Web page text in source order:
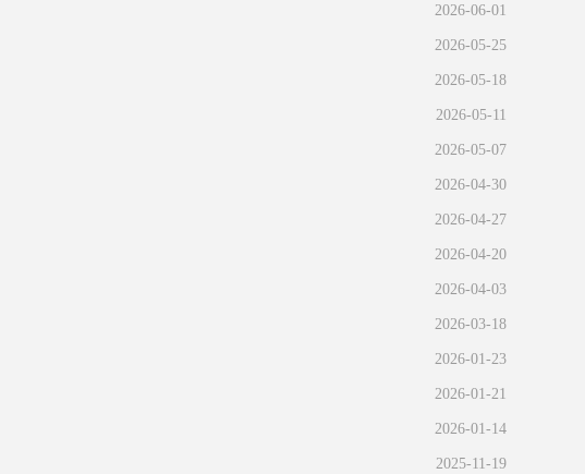
2026-06-01
2026-05-25
2026-05-18
2026-05-11
2026-05-07
2026-04-30
2026-04-27
2026-04-20
2026-04-03
2026-03-18
2026-01-23
2026-01-21
2026-01-14
2025-11-19